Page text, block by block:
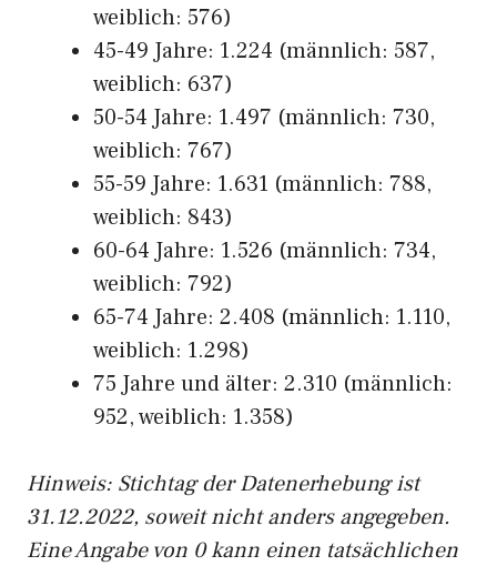
weiblich: 576)
45-49 Jahre: 1.224 (männlich: 587,
weiblich: 637)
50-54 Jahre: 1.497 (männlich: 730,
weiblich: 767)
55-59 Jahre: 1.631 (männlich: 788,
weiblich: 843)
60-64 Jahre: 1.526 (männlich: 734,
weiblich: 792)
65-74 Jahre: 2.408 (männlich: 1.110,
weiblich: 1.298)
75 Jahre und älter: 2.310 (männlich:
952, weiblich: 1.358)
Hinweis: Stichtag der Datenerhebung ist
31.12.2022, soweit nicht anders angegeben.
Eine Angabe von 0 kann einen tatsächlichen